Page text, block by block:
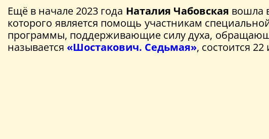
Ещё в начале 2023 года Наталия Чабовская вошла
которого является помощь участникам
программы, поддерживающие силу духа,
называется «Шостакович. Седьмая», состоится